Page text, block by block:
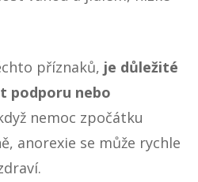
příznaků, je důležité
podporu nebo
nemoc zpočátku
anorexie se může rychle